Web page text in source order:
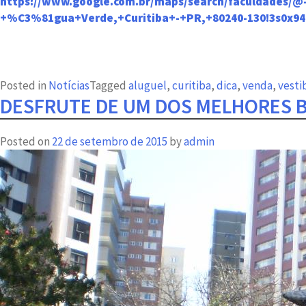
+%C3%81gua+Verde,+Curitiba+-+PR,+80240-
Posted in NotíciasTagged aluguel,curitiba,dica,venda,
DESFRUTE DE UM DOS MELHORES
Posted on 22 de setembro de 2015 byadmin